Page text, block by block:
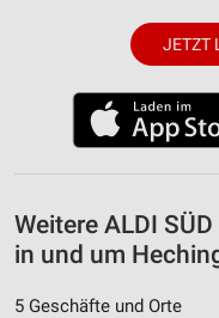
JETZT
Weitere ALDI
in und um
5 Geschäfte und Orte